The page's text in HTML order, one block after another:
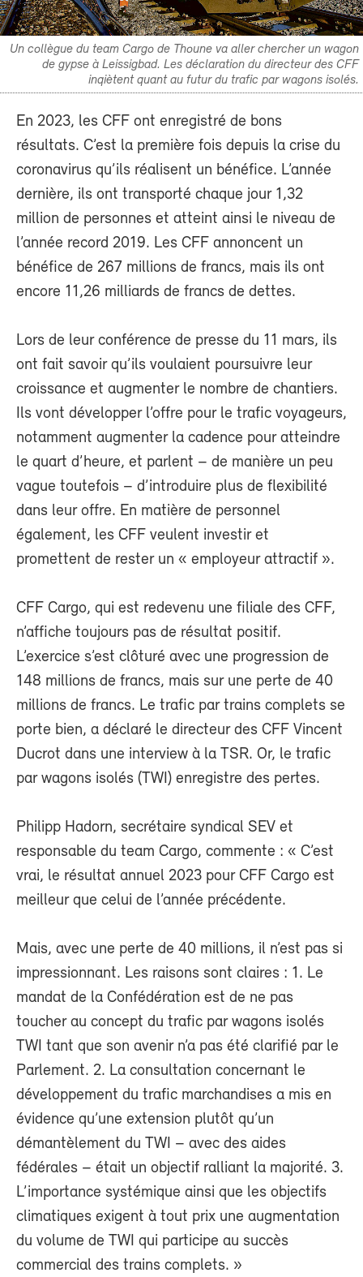
Un collègue du team Cargo de Thoune va aller chercher un wagon
de gypse à Leissigbad. Les déclaration du directeur des CFF
inqiètent quant au futur du trafic par wagons isolés.
En 2023, les CFF ont enregistré de bons
résultats. C’est la première fois depuis la crise du
coronavirus qu’ils réalisent un bénéfice. L’année
dernière, ils ont transporté chaque jour 1,32
million de personnes et atteint ainsi le niveau de
l’année record 2019. Les CFF annoncent un
bénéfice de 267 millions de francs, mais ils ont
encore 11,26 milliards de francs de dettes.
Lors de leur conférence de presse du 11 mars, ils
ont fait savoir qu’ils voulaient poursuivre leur
croissance et augmenter le nombre de chantiers.
Ils vont développer l’offre pour le trafic voyageurs,
notamment augmenter la cadence pour atteindre
le quart d’heure, et parlent – de manière un peu
vague toutefois – d’introduire plus de flexibilité
dans leur offre. En matière de personnel
également, les CFF veulent investir et
promettent de rester un « employeur attractif ».
CFF Cargo, qui est redevenu une filiale des CFF,
n’affiche toujours pas de résultat positif.
L’exercice s’est clôturé avec une progression de
148 millions de francs, mais sur une perte de 40
millions de francs. Le trafic par trains complets se
porte bien, a déclaré le directeur des CFF Vincent
Ducrot dans une interview à la TSR. Or, le trafic
par wagons isolés (TWI) enregistre des pertes.
Philipp Hadorn, secrétaire syndical SEV et
responsable du team Cargo, commente : « C’est
vrai, le résultat annuel 2023 pour CFF Cargo est
meilleur que celui de l’année précédente.
Mais, avec une perte de 40 millions, il n’est pas si
impressionnant. Les raisons sont claires : 1. Le
mandat de la Confédération est de ne pas
toucher au concept du trafic par wagons isolés
TWI tant que son avenir n’a pas été clarifié par le
Parlement. 2. La consultation concernant le
développement du trafic marchandises a mis en
évidence qu’une extension plutôt qu’un
démantèlement du TWI – avec des aides
fédérales – était un objectif ralliant la majorité. 3.
L’importance systémique ainsi que les objectifs
climatiques exigent à tout prix une augmentation
du volume de TWI qui participe au succès
commercial des trains complets. »